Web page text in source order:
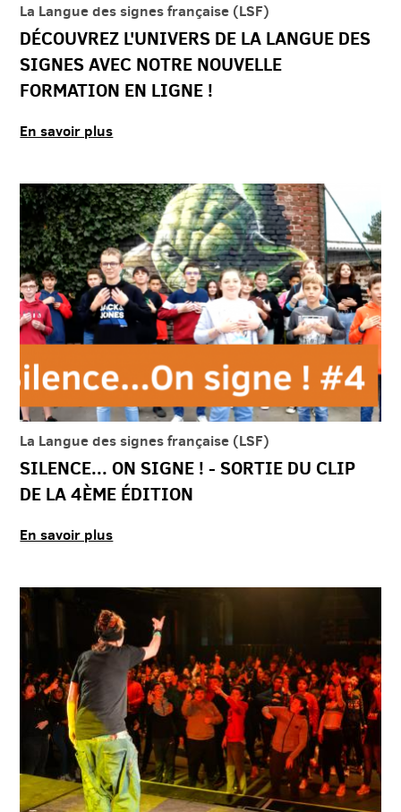
La Langue des signes française (LSF)
DÉCOUVREZ L'UNIVERS DE LA LANGUE DES
SIGNES AVEC NOTRE NOUVELLE
FORMATION EN LIGNE !
En savoir plus
La Langue des signes française (LSF)
SILENCE... ON SIGNE ! - SORTIE DU CLIP
DE LA 4ÈME ÉDITION
En savoir plus